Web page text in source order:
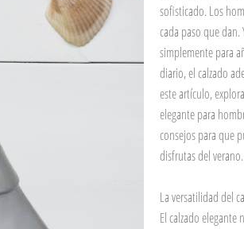
sofisticado. Los
cada paso que dan.
simplemente para
diario, el calzado
este artículo,
elegante para
consejos para que
disfrutas del verano.
La versatilidad del
El calzado elegante